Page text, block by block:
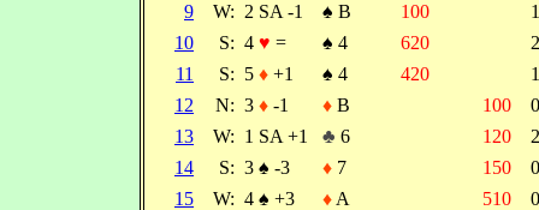
9
W: 2 SA -1 ♠ B 100
10
S: 4 ♥ = ♠ 4 620
11
S: 5 ♦ +1 ♠ 4 420
12
N: 3 ♦ -1 ♦ B 100
13
W: 1 SA +1 ♣ 6 120
14
S: 3 ♠ -3 ♦ 7 150
15
W: 4 ♠ +3 ♦ A 510